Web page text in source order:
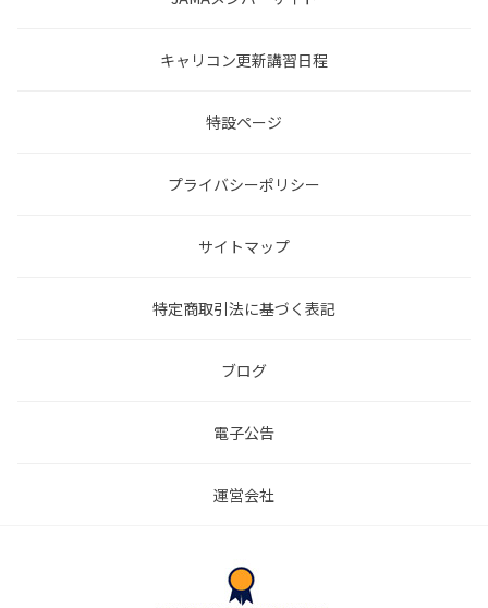
キャリコン更新講習日程
特設ページ
プライバシーポリシー
サイトマップ
特定商取引法に基づく表記
ブログ
電子公告
運営会社